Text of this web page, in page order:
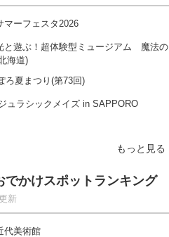
マーフェスタ2026
と遊ぶ！超体験型ミュージアム 魔法の
海道)
ろ夏まつり(第73回)
ュラシックメイズ in SAPPORO
もっと見る
でかけスポットランキング
新
代美術館